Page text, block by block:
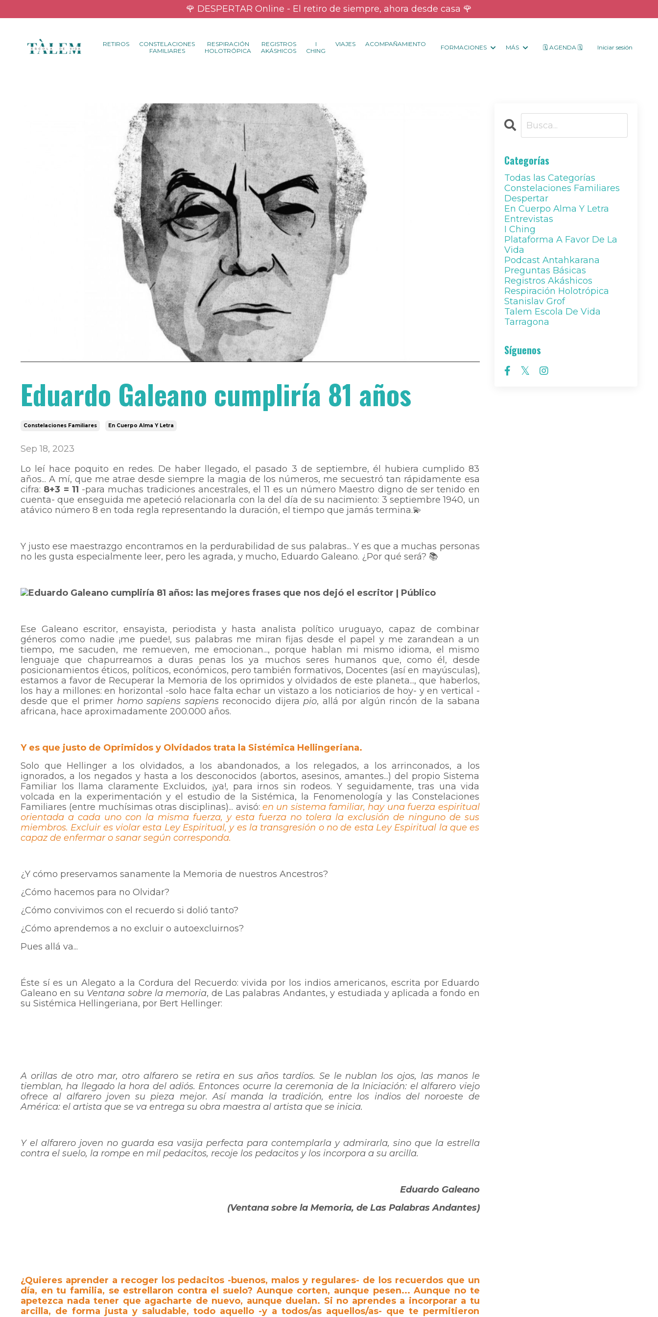
🌹 DESPERTAR Online - El retiro de siempre, ahora desde casa 🌹
RETIROS
CONSTELACIONES
FAMILIARES
RESPIRACIÓN
HOLOTRÓPICA
REGISTROS
AKÁSHICOS
I
CHING
VIAJES ACOMPAÑAMIENTO FORMACIONES MÁS 🗓 AGENDA 🗓 Iniciar sesión
Eduardo Galeano cumpliría 81 años
Constelaciones Familiares En Cuerpo Alma Y Letra
Sep 18, 2023
Lo leí hace poquito en redes. De haber llegado, el pasado 3 de septiembre, él hubiera cumplido 83
años... A mí, que me atrae desde siempre la magia de los números, me secuestró tan rápidamente esa
cifra: 8+3 = 11 -para muchas tradiciones ancestrales, el 11 es un número Maestro digno de ser tenido en
cuenta- que enseguida me apeteció relacionarla con la del día de su nacimiento: 3 septiembre 1940, un
atávico número 8 en toda regla representando la duración, el tiempo que jamás termina.💫
Y justo ese maestrazgo encontramos en la perdurabilidad de sus palabras... Y es que a muchas personas
no les gusta especialmente leer, pero les agrada, y mucho, Eduardo Galeano. ¿Por qué será? 📚
Ese Galeano escritor, ensayista, periodista y hasta analista político uruguayo, capaz de combinar
géneros como nadie ¡me puede!, sus palabras me miran fijas desde el papel y me zarandean a un
tiempo, me sacuden, me remueven, me emocionan..., porque hablan mi mismo idioma, el mismo
lenguaje que chapurreamos a duras penas los ya muchos seres humanos que, como él, desde
posicionamientos éticos, políticos, económicos, pero también formativos, Docentes (así en mayúsculas),
estamos a favor de Recuperar la Memoria de los oprimidos y olvidados de este planeta..., que haberlos,
los hay a millones: en horizontal -solo hace falta echar un vistazo a los noticiarios de hoy- y en vertical -
desde que el primer homo sapiens sapiensreconocido dijera pio, allá por algún rincón de la sabana
africana, hace aproximadamente 200.000 años.
Y es que justo de Oprimidos y Olvidados trata la Sistémica Hellingeriana.
Solo que Hellinger a los olvidados, a los abandonados, a los relegados, a los arrinconados, a los
ignorados, a los negados y hasta a los desconocidos (abortos, asesinos, amantes...) del propio Sistema
Familiar los llama claramente Excluidos, ¡ya!, para irnos sin rodeos. Y seguidamente, tras una vida
volcada en la experimentación y el estudio de la Sistémica, la Fenomenología y las Constelaciones
Familiares (entre muchísimas otras disciplinas)... avisó:en un sistema familiar, hay una fuerza espiritual
orientada a cada uno con la misma fuerza, y esta fuerza no tolera la exclusión de ninguno de sus
miembros. Excluir es violar esta Ley Espiritual, y es la transgresión o no de esta Ley Espiritual la que es
capaz de enfermar o sanar según corresponda.
¿Y cómo preservamos sanamente la Memoria de nuestros Ancestros?
¿Cómo hacemos para no Olvidar?
¿Cómo convivimos con el recuerdo si dolió tanto?
¿Cómo aprendemos a no excluir o autoexcluirnos?
Pues allá va...
Éste sí es un Alegato a la Cordura del Recuerdo: vivida por los indios americanos, escrita por Eduardo
Galeano en su Ventana sobre la memoria, de Las palabras Andantes, y estudiada y aplicada a fondo en
su Sistémica Hellingeriana, por Bert Hellinger:
A orillas de otro mar, otro alfarero se retira en sus años tardíos. Se le nublan los ojos, las manos le
tiemblan, ha llegado la hora del adiós. Entonces ocurre la ceremonia de la Iniciación: el alfarero viejo
ofrece al alfarero joven su pieza mejor. Así manda la tradición, entre los indios del noroeste de
América: el artista que se va entrega su obra maestra al artista que se inicia.
Y el alfarero joven no guarda esa vasija perfecta para contemplarla y admirarla, sino que la estrella
contra el suelo, la rompe en mil pedacitos, recoje los pedacitos y los incorpora a su arcilla.
Eduardo Galeano
(Ventana sobre la Memoria, de Las Palabras Andantes)
¿Quieres aprender a recoger los pedacitos -buenos, malos y regulares- de los recuerdos que un
día, en tu familia, se estrellaron contra el suelo? Aunque corten, aunque pesen... Aunque no te
apetezca nada tener que agacharte de nuevo, aunque duelan. Si no aprendes a incorporar a tu
arcilla, de forma justa y saludable, todo aquello -y a todos/as aquellos/as- que te permitieron
Categorías
Todas las Categorías
Constelaciones Familiares
Despertar
En Cuerpo Alma Y Letra
Entrevistas
I Ching
Plataforma A Favor De La
Vida
Podcast Antahkarana
Preguntas Básicas
Registros Akáshicos
Respiración Holotrópica
Stanislav Grof
Talem Escola De Vida
Tarragona
Síguenos